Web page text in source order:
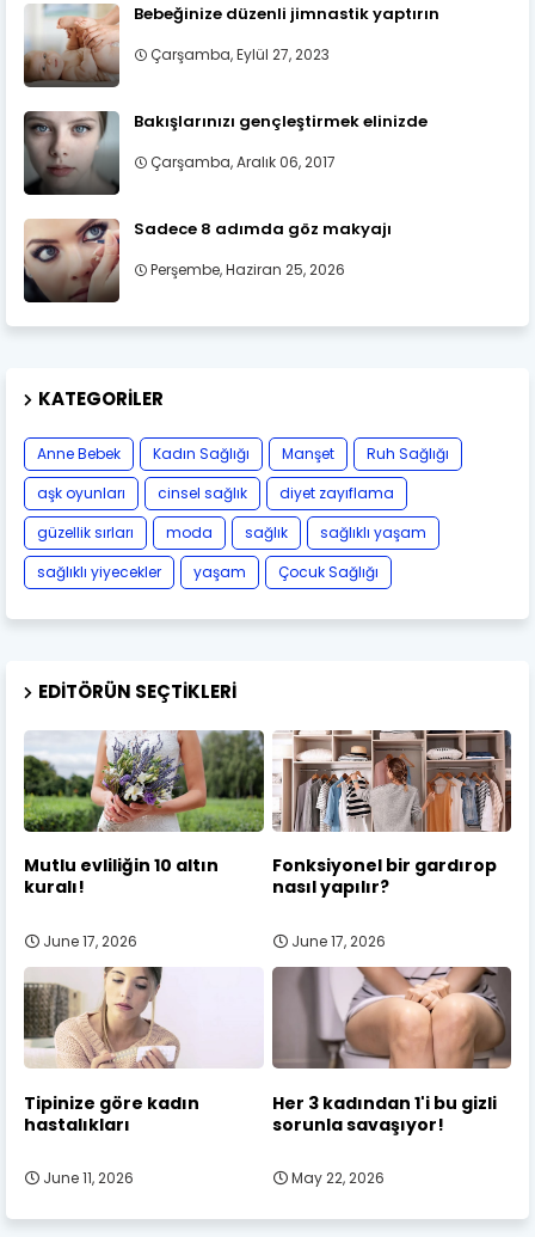
Bebeğinize düzenli jimnastik yaptırın
Çarşamba, Eylül 27, 2023
Bakışlarınızı gençleştirmek elinizde
Çarşamba, Aralık 06, 2017
Sadece 8 adımda göz makyajı
Perşembe, Haziran 25, 2026
KATEGORILER
Anne Bebek Kadın Sağlığı Manşet
Ruh Sağlığı
aşk oyunları
cinsel sağlık
diyet zayıflama
güzellik sırları
moda sağlık
sağlıklı yaşam
sağlıklı yiyecekler
yaşam Çocuk Sağlığı
EDITÖRÜN SEÇTIKLERI
Mutlu evliliğin 10 altın
kuralı!
June 17, 2026
Fonksiyonel bir gardırop
nasıl yapılır?
June 17, 2026
Tipinize göre kadın
hastalıkları
June 11, 2026
Her 3 kadından 1'i bu gizli
sorunla savaşıyor!
May 22, 2026